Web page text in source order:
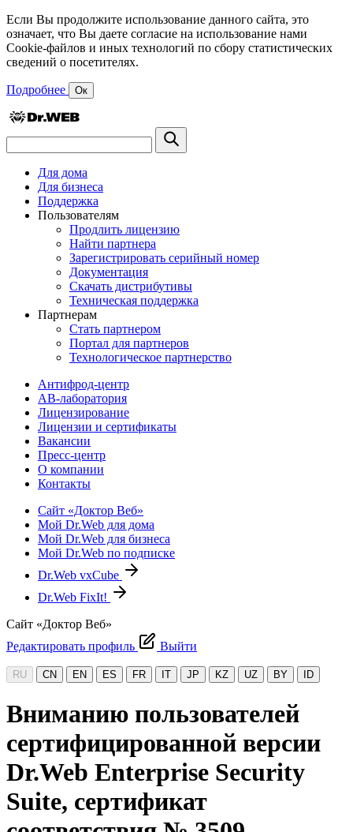
Если Вы продолжите использование данного сайта, это
означает, что Вы даете согласие на использование нами
Cookie-файлов и иных технологий по сбору статистических
сведений о посетителях.
Подробнее Ок
Для дома
Для бизнеса
Поддержка
Пользователям
Продлить лицензию
Найти партнера
Зарегистрировать серийный номер
Документация
Скачать дистрибутивы
Техническая поддержка
Партнерам
Стать партнером
Портал для партнеров
Технологическое партнерство
Антифрод-центр
АВ-лаборатория
Лицензирование
Лицензии и сертификаты
Вакансии
Пресс-центр
О компании
Контакты
Сайт «Доктор Веб»
Мой Dr.Web для дома
Мой Dr.Web для бизнеса
Мой Dr.Web по подписке
Dr.Web vxCube
Dr.Web FixIt!
Сайт «Доктор Веб»
Редактировать профиль
Выйти
RU CN EN ES FR IT JP KZ UZ BY ID
Вниманию пользователей
сертифицированной версии
Dr.Web Enterprise Security
Suite, сертификат